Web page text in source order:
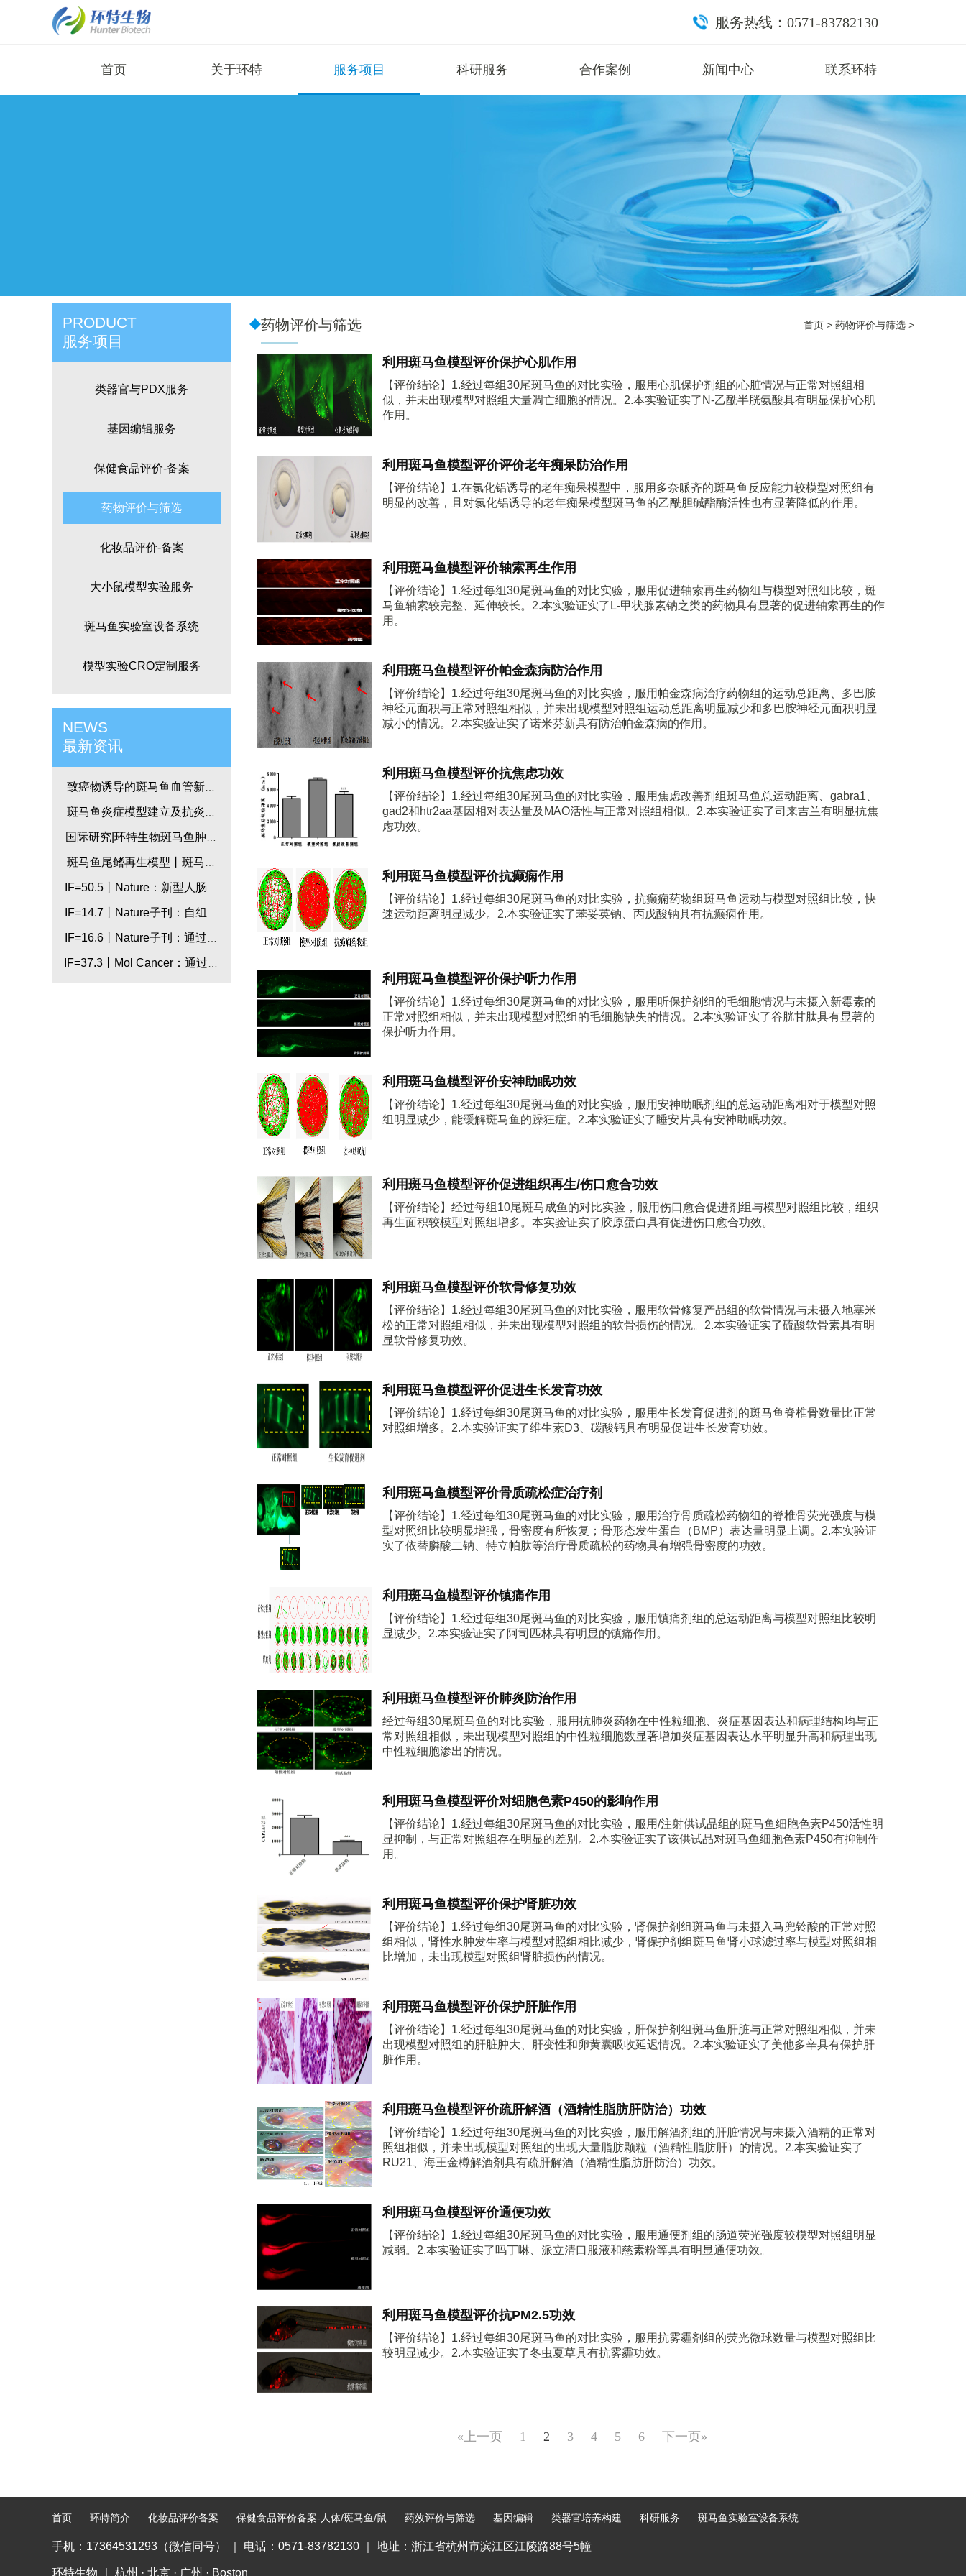
服务热线：0571-83782130
首页 关于环特 服务项目 科研服务 合作案例 新闻中心 联系环特
PRODUCT
服务项目
类器官与PDX服务
基因编辑服务
保健食品评价-备案
药物评价与筛选
化妆品评价-备案
大小鼠模型实验服务
斑马鱼实验室设备系统
模型实验CRO定制服务
NEWS
最新资讯
致癌物诱导的斑马鱼血管新生
模型
斑马鱼炎症模型建立及抗炎药
物开发_国际研究
国际研究|环特生物斑马鱼肿瘤
模型研究-斑马鱼小儿肿瘤模型
斑马鱼尾鳍再生模型丨斑马鱼
技术应用丨国际研究
IF=50.5丨Nature：新型人肠道
类器官模型助力炎症性疾病研
IF=14.7丨Nature子刊：自组装
人类心脏类器官用于心脏发育
IF=16.6丨Nature子刊：通过斑
马鱼及比较转录组学研究，鉴
IF=37.3丨Mol Cancer：通过斑
药物评价与筛选 首页 > 药物评价与筛选 >
利用斑马鱼模型评价保护心肌作用
【评价结论】1.经过每组30尾斑马鱼的对比实验，服用心肌保护剂组的心脏情况与正常对照组相
似，并未出现模型对照组大量凋亡细胞的情况。2.本实验证实了N-乙酰半胱氨酸具有明显保护心肌
作用。
利用斑马鱼模型评价评价老年痴呆防治作用
【评价结论】1.在氯化铝诱导的老年痴呆模型中，服用多奈哌齐的斑马鱼反应能力较模型对照组有
明显的改善，且对氯化铝诱导的老年痴呆模型斑马鱼的乙酰胆碱酯酶活性也有显著降低的作用。
利用斑马鱼模型评价轴索再生作用
【评价结论】1.经过每组30尾斑马鱼的对比实验，服用促进轴索再生药物组与模型对照组比较，斑
马鱼轴索较完整、延伸较长。2.本实验证实了L-甲状腺素钠之类的药物具有显著的促进轴索再生的作
用。
利用斑马鱼模型评价帕金森病防治作用
【评价结论】1.经过每组30尾斑马鱼的对比实验，服用帕金森病治疗药物组的运动总距离、多巴胺
神经元面积与正常对照组相似，并未出现模型对照组运动总距离明显减少和多巴胺神经元面积明显
减小的情况。2.本实验证实了诺米芬新具有防治帕金森病的作用。
利用斑马鱼模型评价抗焦虑功效
【评价结论】1.经过每组30尾斑马鱼的对比实验，服用焦虑改善剂组斑马鱼总运动距离、gabra1、
gad2和htr2aa基因相对表达量及MAO活性与正常对照组相似。2.本实验证实了司来吉兰有明显抗焦
虑功效。
利用斑马鱼模型评价抗癫痫作用
【评价结论】1.经过每组30尾斑马鱼的对比实验，抗癫痫药物组斑马鱼运动与模型对照组比较，快
速运动距离明显减少。2.本实验证实了苯妥英钠、丙戊酸钠具有抗癫痫作用。
利用斑马鱼模型评价保护听力作用
【评价结论】1.经过每组30尾斑马鱼的对比实验，服用听保护剂组的毛细胞情况与未摄入新霉素的
正常对照组相似，并未出现模型对照组的毛细胞缺失的情况。2.本实验证实了谷胱甘肽具有显著的
保护听力作用。
利用斑马鱼模型评价安神助眠功效
【评价结论】1.经过每组30尾斑马鱼的对比实验，服用安神助眠剂组的总运动距离相对于模型对照
组明显减少，能缓解斑马鱼的躁狂症。2.本实验证实了睡安片具有安神助眠功效。
利用斑马鱼模型评价促进组织再生/伤口愈合功效
【评价结论】经过每组10尾斑马成鱼的对比实验，服用伤口愈合促进剂组与模型对照组比较，组织
再生面积较模型对照组增多。本实验证实了胶原蛋白具有促进伤口愈合功效。
利用斑马鱼模型评价软骨修复功效
【评价结论】1.经过每组30尾斑马鱼的对比实验，服用软骨修复产品组的软骨情况与未摄入地塞米
松的正常对照组相似，并未出现模型对照组的软骨损伤的情况。2.本实验证实了硫酸软骨素具有明
显软骨修复功效。
利用斑马鱼模型评价促进生长发育功效
【评价结论】1.经过每组30尾斑马鱼的对比实验，服用生长发育促进剂的斑马鱼脊椎骨数量比正常
对照组增多。2.本实验证实了维生素D3、碳酸钙具有明显促进生长发育功效。
利用斑马鱼模型评价骨质疏松症治疗剂
【评价结论】1.经过每组30尾斑马鱼的对比实验，服用治疗骨质疏松药物组的脊椎骨荧光强度与模
型对照组比较明显增强，骨密度有所恢复；骨形态发生蛋白（BMP）表达量明显上调。2.本实验证
实了依替膦酸二钠、特立帕肽等治疗骨质疏松的药物具有增强骨密度的功效。
利用斑马鱼模型评价镇痛作用
【评价结论】1.经过每组30尾斑马鱼的对比实验，服用镇痛剂组的总运动距离与模型对照组比较明
显减少。2.本实验证实了阿司匹林具有明显的镇痛作用。
利用斑马鱼模型评价肺炎防治作用
经过每组30尾斑马鱼的对比实验，服用抗肺炎药物在中性粒细胞、炎症基因表达和病理结构均与正
常对照组相似，未出现模型对照组的中性粒细胞数显著增加炎症基因表达水平明显升高和病理出现
中性粒细胞渗出的情况。
利用斑马鱼模型评价对细胞色素P450的影响作用
【评价结论】1.经过每组30尾斑马鱼的对比实验，服用/注射供试品组的斑马鱼细胞色素P450活性明
显抑制，与正常对照组存在明显的差别。2.本实验证实了该供试品对斑马鱼细胞色素P450有抑制作
用。
利用斑马鱼模型评价保护肾脏功效
【评价结论】1.经过每组30尾斑马鱼的对比实验，肾保护剂组斑马鱼与未摄入马兜铃酸的正常对照
组相似，肾性水肿发生率与模型对照组相比减少，肾保护剂组斑马鱼肾小球滤过率与模型对照组相
比增加，未出现模型对照组肾脏损伤的情况。
利用斑马鱼模型评价保护肝脏作用
【评价结论】1.经过每组30尾斑马鱼的对比实验，肝保护剂组斑马鱼肝脏与正常对照组相似，并未
出现模型对照组的肝脏肿大、肝变性和卵黄囊吸收延迟情况。2.本实验证实了美他多辛具有保护肝
脏作用。
利用斑马鱼模型评价疏肝解酒（酒精性脂肪肝防治）功效
【评价结论】1.经过每组30尾斑马鱼的对比实验，服用解酒剂组的肝脏情况与未摄入酒精的正常对
照组相似，并未出现模型对照组的出现大量脂肪颗粒（酒精性脂肪肝）的情况。2.本实验证实了
RU21、海王金樽解酒剂具有疏肝解酒（酒精性脂肪肝防治）功效。
利用斑马鱼模型评价通便功效
【评价结论】1.经过每组30尾斑马鱼的对比实验，服用通便剂组的肠道荧光强度较模型对照组明显
减弱。2.本实验证实了吗丁啉、派立清口服液和慈素粉等具有明显通便功效。
利用斑马鱼模型评价抗PM2.5功效
【评价结论】1.经过每组30尾斑马鱼的对比实验，服用抗雾霾剂组的荧光微球数量与模型对照组比
较明显减少。2.本实验证实了冬虫夏草具有抗雾霾功效。
«上一页 1 2 3 4 5 6 下一页»
首页 环特简介 化妆品评价备案 保健食品评价备案-人体/斑马鱼/鼠 药效评价与筛选 基因编辑 类器官培养构建 科研服务 斑马鱼实验室设备系统
手机：17364531293（微信同号） ｜ 电话：0571-83782130 ｜ 地址：浙江省杭州市滨江区江陵路88号5幢
环特生物 ｜ 杭州 · 北京 · 广州 · Boston